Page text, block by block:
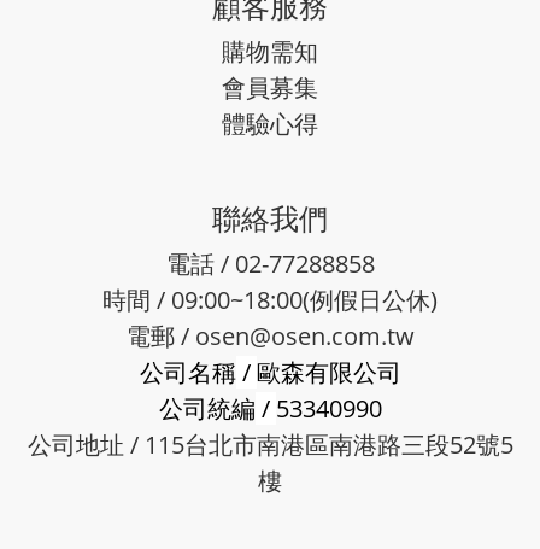
購物需知
會員募集
體驗心得
聯絡我們
電話 / 02-77288858
時間 / 09:00~18:00(例假日公休)
電郵 / osen@osen.com.tw
公司名稱/歐森有限公司
公司統編 / 53340990
公司地址 / 115台北市南港區南港路三段52號5
樓